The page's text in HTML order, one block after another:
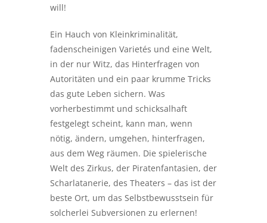
will!
Ein Hauch von Kleinkriminalität,
fadenscheinigen Varietés und eine Welt,
in der nur Witz, das Hinterfragen von
Autoritäten und ein paar krumme Tricks
das gute Leben sichern. Was
vorherbestimmt und schicksalhaft
festgelegt scheint, kann man, wenn
nötig, ändern, umgehen, hinterfragen,
aus dem Weg räumen. Die spielerische
Welt des Zirkus, der Piratenfantasien, der
Scharlatanerie, des Theaters – das ist der
beste Ort, um das Selbstbewusstsein für
solcherlei Subversionen zu erlernen!